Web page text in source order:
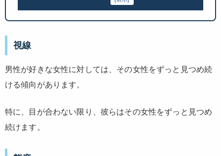
視線
男性が好きな女性に対しては、その女性をずっと見つめ続
ける傾向があります。
特に、目が合わない限り、彼らはその女性をずっと見つめ
続けます。